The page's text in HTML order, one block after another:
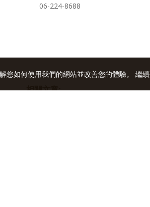
06-224-8688
相關文章:
您如何使用我們的網站並改善您的體驗。 繼